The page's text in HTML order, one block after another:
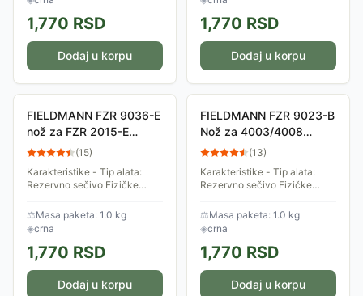
FZR 9042-B ...
1,770 RSD
Dodaj u korpu
FZR 2037-E ...
1,770 RSD
Dodaj u korpu
FIELDMANN FZR 9036-E
nož za FZR 2015-E
kosilicu
(15)
Karakteristike - Tip alata:
Rezervno sečivo Fizičke
Dimenzije: Dužina oštrice
32cm Ostalo: Kompatibilno sa
FZR 2015-E ...
⚖Masa paketa: 1.0 kg
◈crna
1,770 RSD
Dodaj u korpu
FIELDMANN FZR 9023-B
Nož za 4003/4008
kosilice
(13)
Karakteristike - Tip alata:
Rezervno sečivo Fizičke
Dimenzije: Oštrica dužine
40cm Ostalo: Kompatibilno sa
FZR...
⚖Masa paketa: 1.0 kg
◈crna
1,770 RSD
Dodaj u korpu